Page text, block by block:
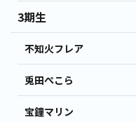
3期生
不知火フレア
兎田ぺこら
宝鐘マリン